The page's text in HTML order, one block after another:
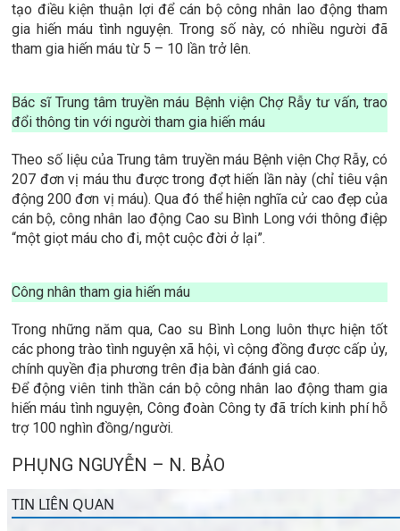
tạo điều kiện thuận lợi để cán bộ công nhân lao động tham
gia hiến máu tình nguyện. Trong số này, có nhiều người đã
tham gia hiến máu từ 5 – 10 lần trở lên.
Bác sĩ Trung tâm truyền máu Bệnh viện Chợ Rẫy tư vấn, trao
đổi thông tin với người tham gia hiến máu
Theo số liệu của Trung tâm truyền máu Bệnh viện Chợ Rẫy, có
207 đơn vị máu thu được trong đợt hiến lần này (chỉ tiêu vận
động 200 đơn vị máu). Qua đó thể hiện nghĩa cử cao đẹp của
cán bộ, công nhân lao động Cao su Bình Long với thông điệp
“một giọt máu cho đi, một cuộc đời ở lại”.
Công nhân tham gia hiến máu
Trong những năm qua, Cao su Bình Long luôn thực hiện tốt
các phong trào tình nguyện xã hội, vì cộng đồng được cấp ủy,
chính quyền địa phương trên địa bàn đánh giá cao.
Để động viên tinh thần cán bộ công nhân lao động tham gia
hiến máu tình nguyện, Công đoàn Công ty đã trích kinh phí hỗ
trợ 100 nghìn đồng/người.
PHỤNG NGUYỄN – N. BẢO
TIN LIÊN QUAN